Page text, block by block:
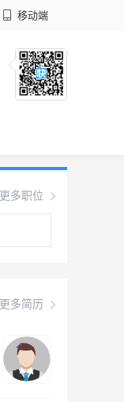
移动端
更多职位
更多简历